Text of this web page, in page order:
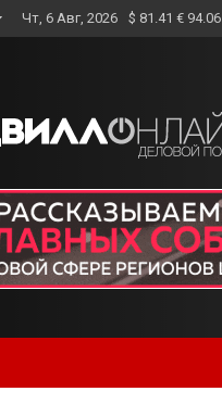
Чт, 6 Авг, 2026 $ 81.41 € 94.06